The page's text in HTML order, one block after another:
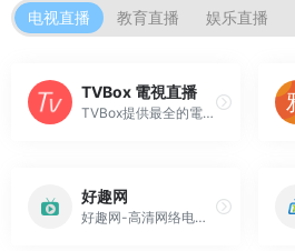
电视直播 教育直播 娱乐直播
TVBox 電視直播
TVBox提供最全的電視台直播,包含台灣電視台,香港電視台,CCTV電視台,體育頻道
好趣网
好趣网-高清网络电视在线直播观看amp;回看CCTV,卫视,香港,台湾,韩国~cctv1在线直播,cctv5在线直播,cctv新闻频道直播,快乐大本营直播,湖南卫视在线直播,中央电视台1套在线直播